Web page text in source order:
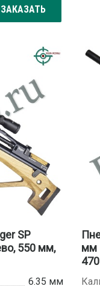
ЗАКАЗАТЬ
SP
550 мм,
6.35 мм
мм